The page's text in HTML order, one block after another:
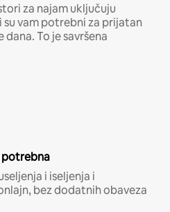
za najam uključuju
su vam potrebni za prijatan
To je savršena
potrebna
i iseljenja i
bez dodatnih obaveza